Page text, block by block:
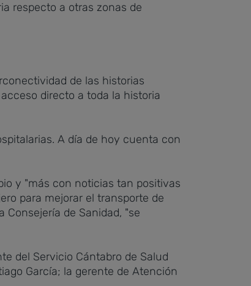
respecto a otras zonas de
de las historias
directo a toda la historia
A día de hoy cuenta con
y "más con noticias tan positivas
para mejorar el transporte de
de Sanidad, "se
del Servicio Cántabro de Salud
García; la gerente de Atención